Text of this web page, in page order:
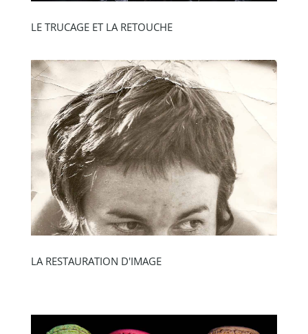
LE TRUCAGE ET LA RETOUCHE
LA RESTAURATION D'IMAGE